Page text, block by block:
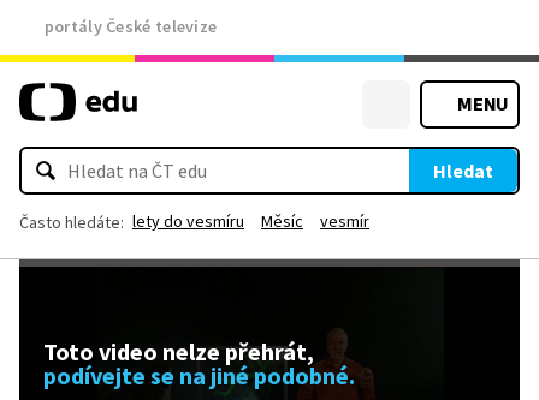
portály České televize
MENU
Hledat
Často hledáte: lety do vesmíru Měsíc vesmír
Toto video nelze přehrát,
podívejte se na jiné podobné.